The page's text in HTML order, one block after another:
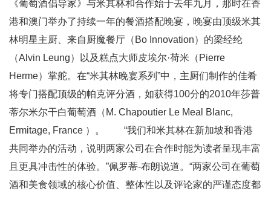
《葡萄酒倡导家》与米其林和合作始于去年九月，那时在香
港和澳门举办了持续一年的餐酒搭配晚宴，晚宴由顶级米其
林明星主厨、来自厨魔餐厅（Bo Innovation）的梁经纶
（Alvin Leung）以及糕点大师皮埃尔·荷米（Pierre
Herme）掌舵。在“米其林晚宴系列”中，主厨们制作的佳肴
将专门搭配顶级的帕克评分酒，如获得100分的2010年莎普
蒂尔米尔干白葡萄酒（M. Chapoutier Le Meal Blanc,
Ermitage, France ）。 “我们和米其林在新加坡和香港
共同举办的活动，说明两家公司在合作时能为读者呈现丰富
且更具冲击性的体验。”佩罗蒂-布朗说道。“两家公司在葡萄
酒和美食领域的核心价值、整体性以及评论家的严谨态度都